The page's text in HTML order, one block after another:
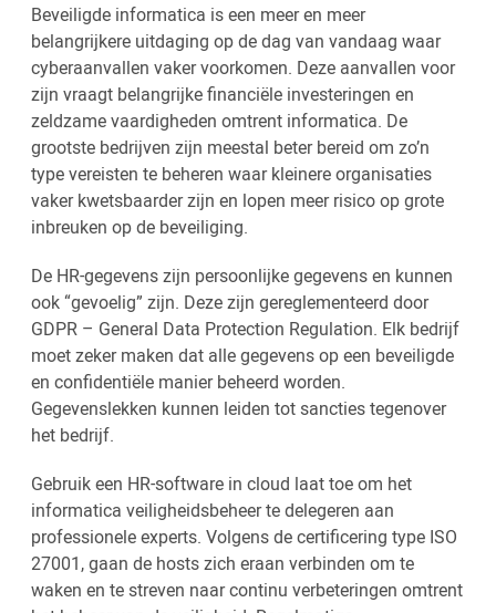
Beveiligde informatica is een meer en meer
belangrijkere uitdaging op de dag van vandaag waar
cyberaanvallen vaker voorkomen. Deze aanvallen voor
zijn vraagt belangrijke financiële investeringen en
zeldzame vaardigheden omtrent informatica. De
grootste bedrijven zijn meestal beter bereid om zo’n
type vereisten te beheren waar kleinere organisaties
vaker kwetsbaarder zijn en lopen meer risico op grote
inbreuken op de beveiliging.
De HR-gegevens zijn persoonlijke gegevens en kunnen
ook “gevoelig” zijn. Deze zijn gereglementeerd door
GDPR – General Data Protection Regulation. Elk bedrijf
moet zeker maken dat alle gegevens op een beveiligde
en confidentiële manier beheerd worden.
Gegevenslekken kunnen leiden tot sancties tegenover
het bedrijf.
Gebruik een HR-software in cloud laat toe om het
informatica veiligheidsbeheer te delegeren aan
professionele experts. Volgens de certificering type ISO
27001, gaan de hosts zich eraan verbinden om te
waken en te streven naar continu verbeteringen omtrent